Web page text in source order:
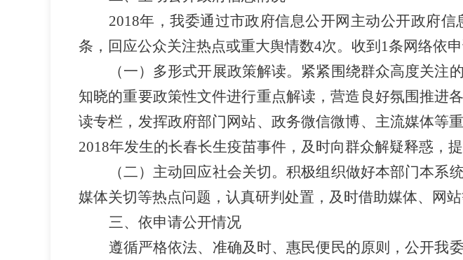
2018年，我委通过市政府信息公开网主动公开政府信
条，回应公众关注热点或重大舆情数4次。收到 1条网络依
（一）多形式开展政策解读。紧紧围绕群众高度关
知晓的重要政策性文件进行重点解读，营造良好氛围推进
读专栏，发挥政府部门网站、政务微信微博、主流媒体等
2018年发生的长春长生疫苗事件，及时向群众解疑释惑，
（二）主动回应社会关切。积极组织做好本部门本系
媒体关切等热点问题，认真研判处置，及时借助媒体、网
三、依申请公开情况
遵循严格依法、准确及时、惠民便民的原则，公开我